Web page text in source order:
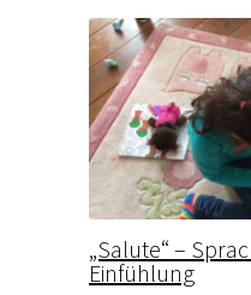
„Salute“ –
Einfühlung